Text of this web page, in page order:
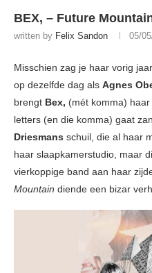
BEX, – Future
written by Felix Sandon 05/
Misschien zag je haar vorig
op dezelfde dag als Agnes
brengt Bex, (mét komma)
letters (en die komma) gaat
Driesmans schuil, die al haar
haar slaapkamerstudio, maar
vierkoppige band aan haar
Mountain diende een bizar